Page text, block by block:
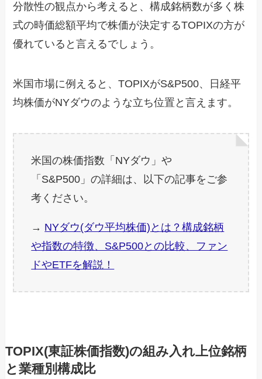
分散性の観点から考えると、構成銘柄数が多く株
式の時価総額平均で株価が決定するTOPIXの方が
優れていると言えるでしょう。
米国市場に例えると、TOPIXがS&P500、日経平
均株価がNYダウのような立ち位置と言えます。
米国の株価指数「NYダウ」や
「S&P500」の詳細は、以下の記事をご参
考ください。
→ NYダウ(ダウ平均株価)とは？構成銘柄
や指数の特徴、S&P500との比較、ファン
ドやETFを解説！
TOPIX(東証株価指数)の組み入れ上位銘柄
と業種別構成比